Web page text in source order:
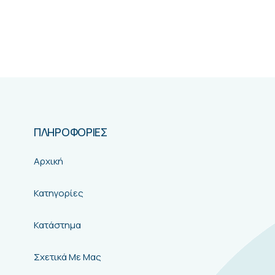
ΠΛΗΡΟΦΟΡΙΕΣ
Αρχική
Κατηγορίες
Κατάστημα
Σχετικά Με Μας